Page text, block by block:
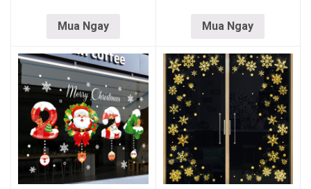
Mua Ngay Mua Ngay